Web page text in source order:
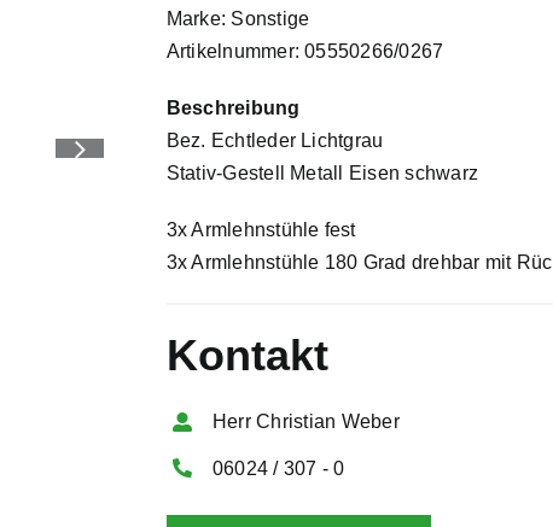
Marke: Sonstige
Artikelnummer: 05550266/0267
Beschreibung
Bez. Echtleder Lichtgrau
Stativ-Gestell Metall Eisen schwarz
3x Armlehnstühle fest
3x Armlehnstühle 180 Grad drehbar mit
Kontakt
Herr Christian Weber
06024 / 307 - 0